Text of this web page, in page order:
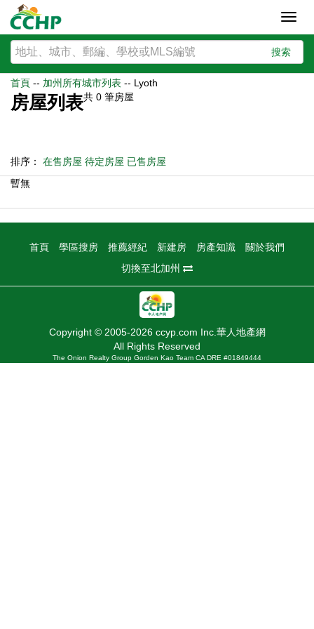
搜索
首頁 -- 加州所有城市列表 -- Lyoth
房屋列表共 0 筆房屋
排序： 在售房屋 待定房屋 已售房屋
暫無
首頁 學區搜房 推薦經紀 新建房 房產知識
關於我們
切換至北加州
Copyright © 2005-2026 ccyp.com Inc.華人地產網
All Rights Reserved
The Onion Realty Group Gorden Kao Team CA DRE #01849444